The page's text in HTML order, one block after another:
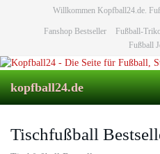
Willkommen Kopfball24.de.
Fanshop Bestseller Fußball-
Fußball
kopfball24.de
Tischfußball